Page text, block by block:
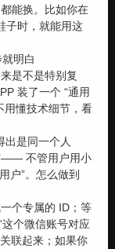
能换。比如你在
子时，就能用这
明白
是不是特别复
装了一个 “通用
用懂技术细节，看
出是同一个人
不管用户用小
户”。怎么做到
个专属的 ID；等
个微信账号对应
联起来；如果你